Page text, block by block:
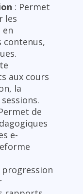
: Permet
les
contenus,
aux cours
la
de
e-
progression